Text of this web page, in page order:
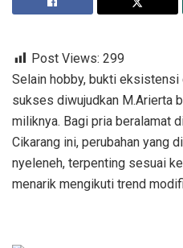
Post Views: 299
Selain hobby, bukti
sukses diwujudkan M.Arierta
miliknya. Bagi pria beralamat
Cikarang ini, perubahan yang
nyeleneh, terpenting sesuai
menarik mengikuti trend